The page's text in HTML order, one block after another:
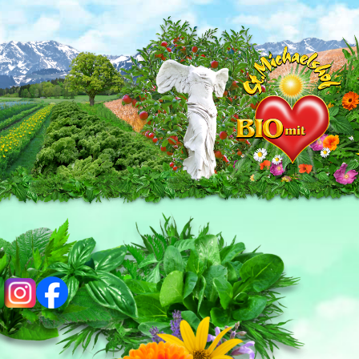
ig fb